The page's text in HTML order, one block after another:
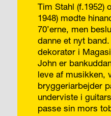
Tim Stahl (f.1952)
1948) mødte
70’erne, men
danne et nyt
dekoratør i
John er
leve af musikken,
bryggeriarbejder
underviste i
passe sin mors